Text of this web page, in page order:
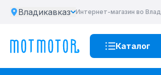
Владикавказ Интернет-магазин во
Каталог